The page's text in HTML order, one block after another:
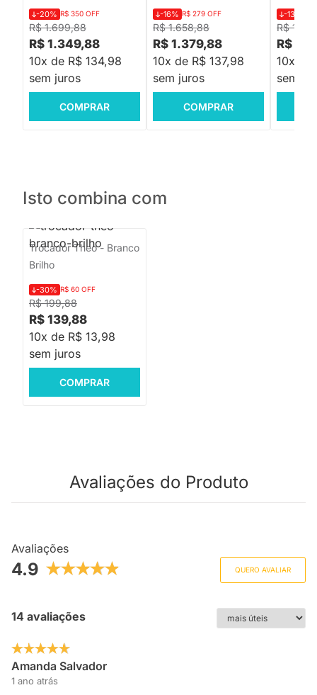
R$ 1.699,88
-20% R$ 350 OFF
R$ 1.349,88
10x de R$ 134,98
sem juros
COMPRAR
R$ 1.658,88
-16% R$ 279 OFF
R$ 1.379,88
10x de R$ 137,98
sem juros
COMPRAR
R$
-13%
R$
10x de
sem
Isto combina com
Trocador Theo - Branco
Brilho
R$ 199,88
-30% R$ 60 OFF
R$ 139,88
10x de R$ 13,98
sem juros
COMPRAR
Avaliações do Produto
Avaliações
4.9 QUERO AVALIAR
14 avaliações
Amanda Salvador
1 ano atrás